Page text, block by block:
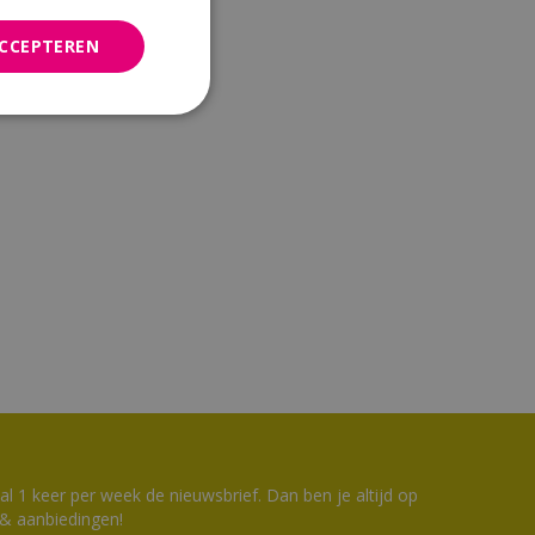
1 keer per week de nieuwsbrief. Dan ben je altijd op
aanbiedingen!